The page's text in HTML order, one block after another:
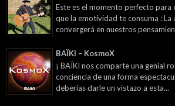
Este es el momento perfecto para
que la emotividad te consuma : La
convergerá en nuestros
BAÏKI – KosmoX
¡ BAÏKI nos comparte una genial
conciencia de una forma
deberías darle un vistazo a esta...